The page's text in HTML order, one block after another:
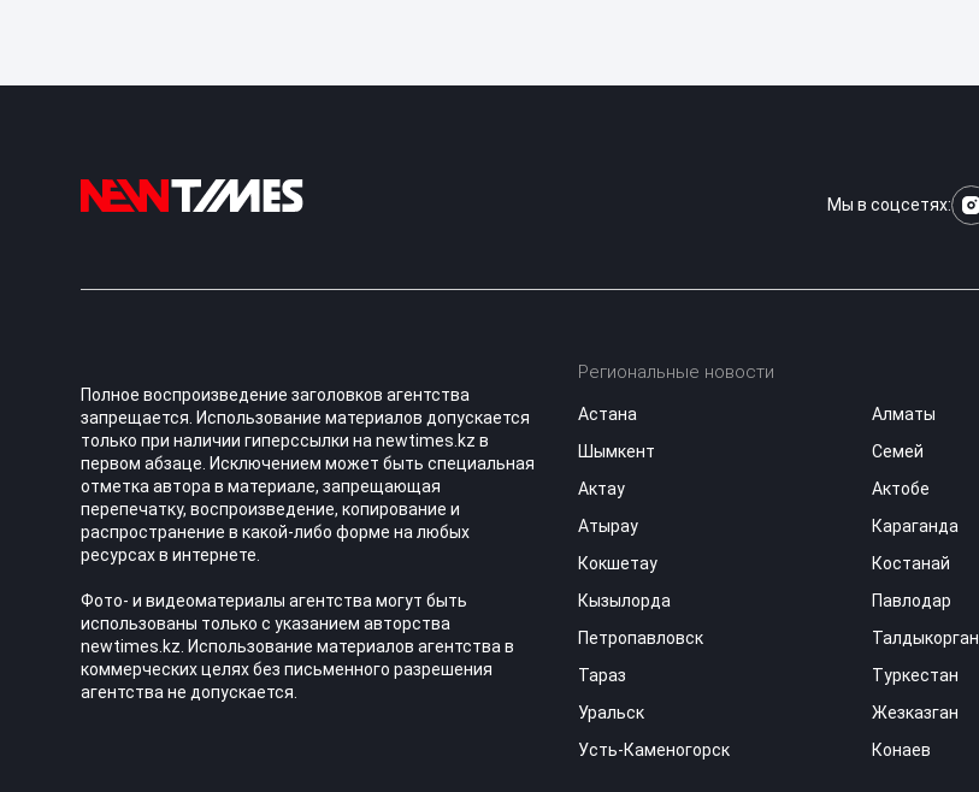
Мы в соцсетях:
Полное воспроизведение заголовков агентства
запрещается. Использование материалов допускается
только при наличии гиперссылки на newtimes.kz в
первом абзаце. Исключением может быть специальная
отметка автора в материале, запрещающая
перепечатку, воспроизведение, копирование и
распространение в какой-либо форме на любых
ресурсах в интернете.
Фото- и видеоматериалы агентства могут быть
использованы только с указанием авторства
newtimes.kz. Использование материалов агентства в
коммерческих целях без письменного разрешения
агентства не допускается.
Региональные новости
Астана
Алматы
Шымкент
Семей
Актау
Актобе
Атырау
Караганда
Кокшетау
Костанай
Кызылорда
Павлодар
Петропавловск
Талдыкорган
Тараз
Туркестан
Уральск
Жезказган
Усть-Каменогорск
Конаев